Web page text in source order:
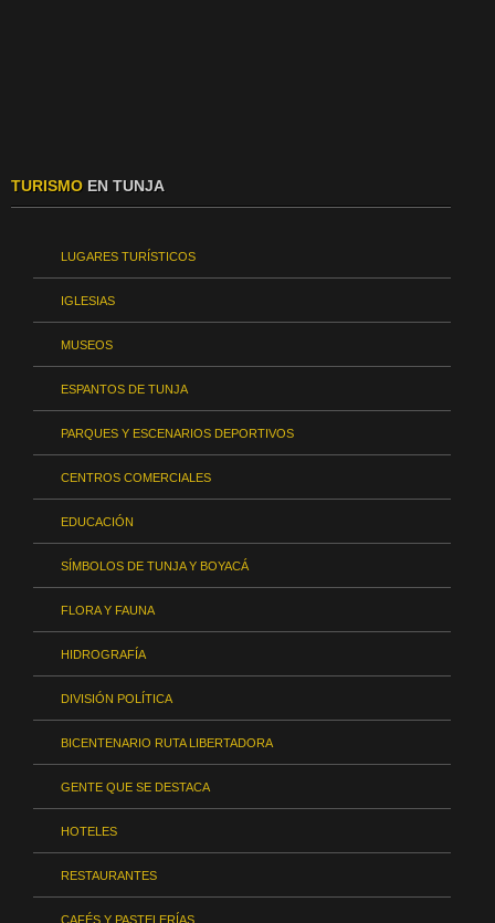
TURISMO EN TUNJA
LUGARES TURÍSTICOS
IGLESIAS
MUSEOS
ESPANTOS DE TUNJA
PARQUES Y ESCENARIOS DEPORTIVOS
CENTROS COMERCIALES
EDUCACIÓN
SÍMBOLOS DE TUNJA Y BOYACÁ
FLORA Y FAUNA
HIDROGRAFÍA
DIVISIÓN POLÍTICA
BICENTENARIO RUTA LIBERTADORA
GENTE QUE SE DESTACA
HOTELES
RESTAURANTES
CAFÉS Y PASTELERÍAS